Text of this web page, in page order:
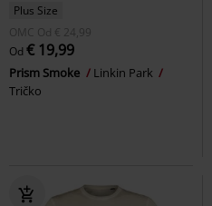
Plus Size
OMC Od € 24,99
Od € 19,99
Prism Smoke
Linkin Park
Tričko